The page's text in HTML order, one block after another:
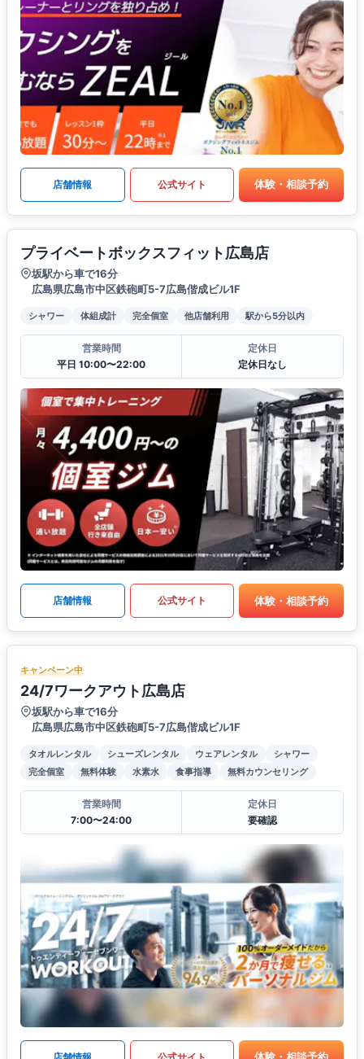
店舗情報 公式サイト 体験・相談予約
プライベートボックスフィット広島店
坂駅から車で16分
広島県広島市中区鉄砲町5-7広島偕成ビル1F
シャワー 体組成計 完全個室 他店舗利用 駅から5分以内
営業時間
平日 10:00〜22:00
定休日
定休日なし
店舗情報 公式サイト 体験・相談予約
キャンペーン中
24/7ワークアウト広島店
坂駅から車で16分
広島県広島市中区鉄砲町5-7広島偕成ビル1F
タオルレンタル シューズレンタル ウェアレンタル
シャワー
完全個室
無料体験 水素水 食事指導 無料カウンセリング
営業時間
7:00〜24:00
定休日
要確認